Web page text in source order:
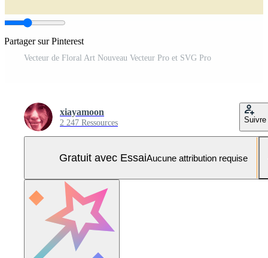
Partager sur Pinterest
Vecteur de Floral Art Nouveau Vecteur Pro et SVG Pro
xiayamoon
2 247 Ressources Suivre
Gratuit avec EssaiAucune attribution requise